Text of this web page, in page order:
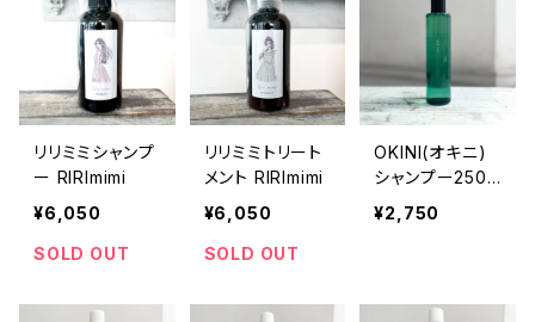
リリミミシャンプ
ー RIRImimi
¥6,050
SOLD OUT
リリミミトリート
メント RIRImimi
¥6,050
SOLD OUT
OKINI(オキニ)
シャンプー250m
lボトル単品
¥2,750